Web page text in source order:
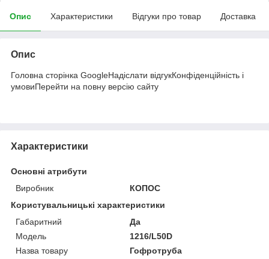
Опис Характеристики Відгуки про товар Доставка
Опис
Головна сторінка GoogleНадіслати відгукКонфіденційність і
умовиПерейти на повну версію сайту
Характеристики
Основні атрибути
Виробник
КОПОС
Користувальницькі характеристики
Габаритний
Да
Мoдель
1216/L50D
Назва товару
Гофротруба